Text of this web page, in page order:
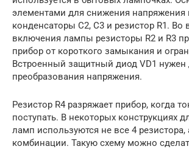
элементами для снижения напряжения
конденсаторы С2, С3 и резистор R1. Во
включения лампы резисторы R2 и R3
прибор от короткого замыкания и
Встроенный защитный диод VD1 нужен
преобразования напряжения.
Резистор R4 разряжает прибор, когда
поступать. В некоторых конструкциях
ламп используются не все 4 резистора,
комбинации. Такую схему можно